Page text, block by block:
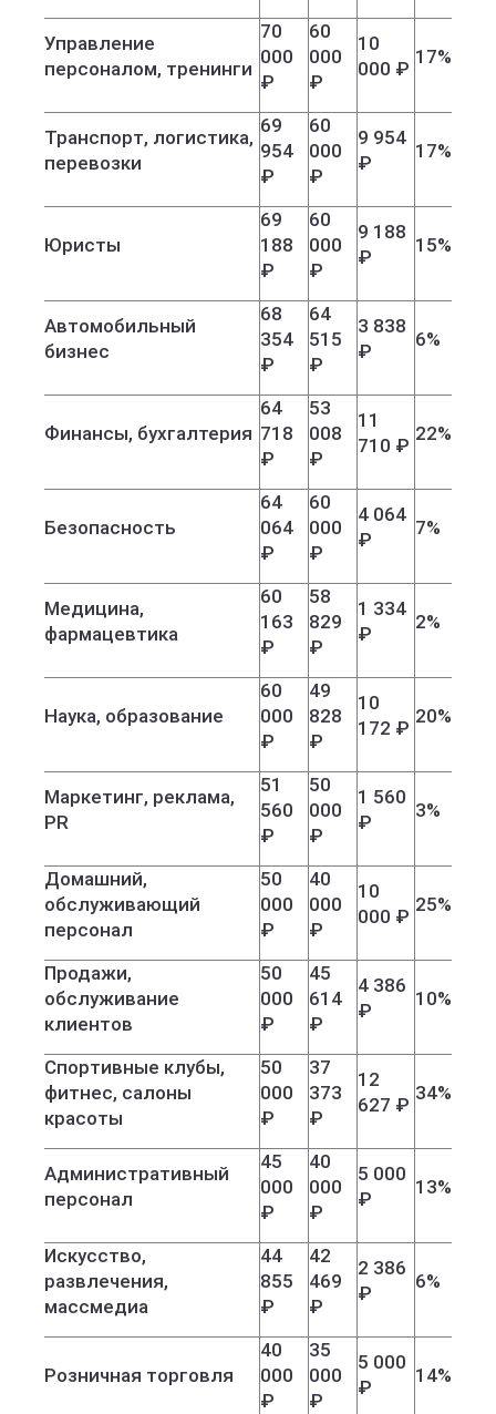
Управление
персоналом, тренинги
70
000
₽
60
000
₽
10
000 ₽
17%
Транспорт, логистика,
перевозки
69
954
₽
60
000
₽
9 954
₽
17%
Юристы
69
188
₽
60
000
₽
9 188
₽
15%
Автомобильный
бизнес
68
354
₽
64
515
₽
3 838
₽
6%
Финансы, бухгалтерия
64
718
₽
53
008
₽
11
710 ₽
22%
Безопасность
64
064
₽
60
000
₽
4 064
₽
7%
Медицина,
фармацевтика
60
163
₽
58
829
₽
1 334
₽
2%
Наука, образование
60
000
₽
49
828
₽
10
172 ₽
20%
Маркетинг, реклама,
PR
51
560
₽
50
000
₽
1 560
₽
3%
Домашний,
обслуживающий
персонал
50
000
₽
40
000
₽
10
000 ₽
25%
Продажи,
обслуживание
клиентов
50
000
₽
45
614
₽
4 386
₽
10%
Спортивные клубы,
фитнес, салоны
красоты
50
000
₽
37
373
₽
12
627 ₽
34%
Административный
персонал
45
000
₽
40
000
₽
5 000
₽
13%
Искусство,
развлечения,
массмедиа
44
855
₽
42
469
₽
2 386
₽
6%
Розничная торговля
40
000
₽
35
000
₽
5 000
₽
14%